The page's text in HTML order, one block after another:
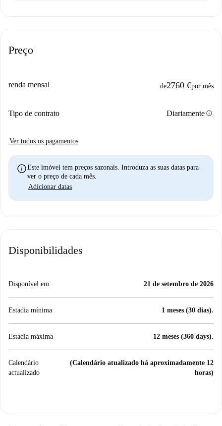
Preço
renda mensal de2760 €por mês
Tipo de contrato Diariamenteinfo
Ver todos os pagamentos
infoEste imóvel tem preços sazonais. Introduza as suas datas para
ver o preço de cada mês.
Adicionar datas
Disponibilidades
Disponível em 21 de setembro de 2026
Estadia mínima 1 meses (30 dias).
Estadia máxima 12 meses (360 days).
Calendário
actualizado
(Calendário atualizado há aproximadamente 12
horas)